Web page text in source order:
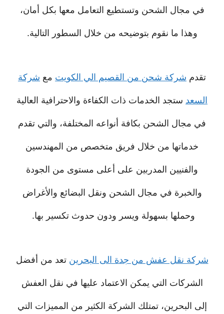
في مجال الشحن وتستطيع التعامل معها بكل أمان،
وهذا ما نقوم بتوضيحه من خلال السطور التالية.
تقدم شركة شحن من القصيم الي الكويت مع شركة
السعد ستجد الخدمات ذات الكفاءة والاحترافية العالية
في مجال الشحن بكافة أنواعه المختلفة، والتي تقدم
خدماتها من خلال فريق متخصص من المهندسين
والفنيين المدربين على أعلى مستوى من الجودة
والخبرة في مجال الشحن ونقل البضائع والأغراض
وحملها بسهولة ويسر ودون حدوث تكسير بها.
شركة نقل عفش من جدة الى البحرين تعد من أفضل
الشركات التي يمكن الاعتماد عليها في نقل العفش
إلى البحرين، تمتلك الشركة الكثير من المميزات التي